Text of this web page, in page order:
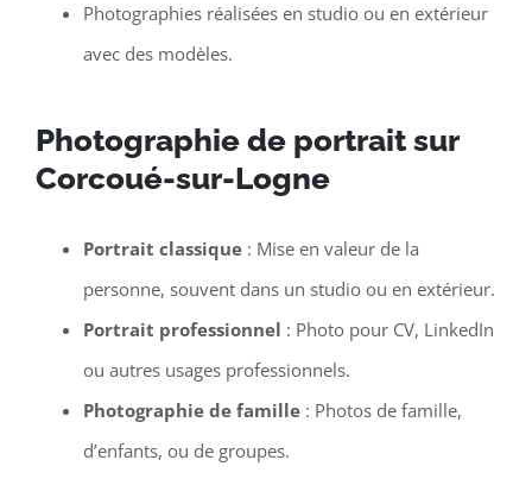
Photographies réalisées en studio ou en extérieur
avec des modèles.
Photographie de portrait sur
Corcoué-sur-Logne
Portrait classique: Mise en valeur de la
personne, souvent dans un studio ou en extérieur.
Portrait professionnel : Photo pour CV, LinkedIn
ou autres usages professionnels.
Photographie de famille: Photos de famille,
d’enfants, ou de groupes.